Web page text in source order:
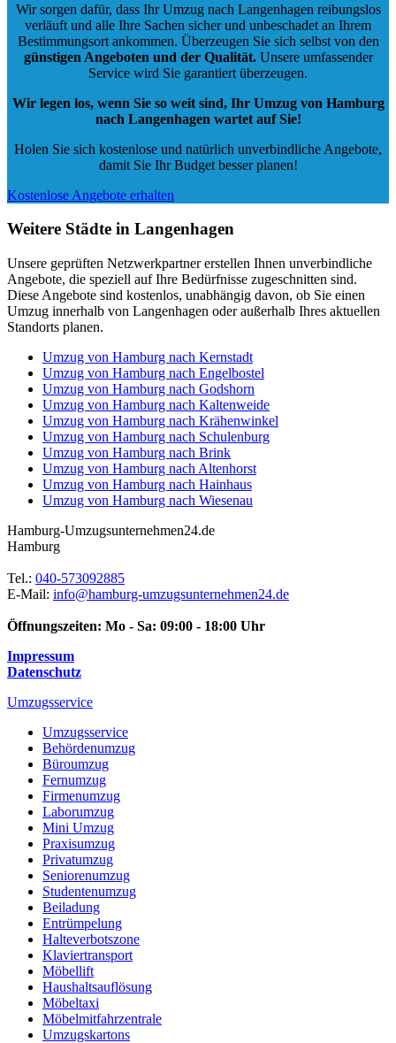
Wir sorgen dafür, dass Ihr Umzug nach Langenhagen reibungslos
verläuft und alle Ihre Sachen sicher und unbeschadet an Ihrem
Bestimmungsort ankommen. Überzeugen Sie sich selbst von den
günstigen Angeboten und der Qualität.Unsere umfassender
Service wird Sie garantiert überzeugen.
Wir legen los, wenn Sie so weit sind, Ihr Umzug von Hamburg
nach Langenhagen wartet auf Sie!
Holen Sie sich kostenlose und natürlich unverbindliche Angebote,
damit Sie Ihr Budget besser planen!
Kostenlose Angebote erhalten
Weitere Städte in Langenhagen
Unsere geprüften Netzwerkpartner erstellen Ihnen unverbindliche
Angebote, die speziell auf Ihre Bedürfnisse zugeschnitten sind.
Diese Angebote sind kostenlos, unabhängig davon, ob Sie einen
Umzug innerhalb von Langenhagen oder außerhalb Ihres aktuellen
Standorts planen.
Umzug von Hamburg nach Kernstadt
Umzug von Hamburg nach Engelbostel
Umzug von Hamburg nach Godshorn
Umzug von Hamburg nach Kaltenweide
Umzug von Hamburg nach Krähenwinkel
Umzug von Hamburg nach Schulenburg
Umzug von Hamburg nach Brink
Umzug von Hamburg nach Altenhorst
Umzug von Hamburg nach Hainhaus
Umzug von Hamburg nach Wiesenau
Hamburg-Umzugsunternehmen24.de
Hamburg
Tel.: 040-573092885
E-Mail: info@hamburg-umzugsunternehmen24.de
Öffnungszeiten: Mo - Sa: 09:00 - 18:00 Uhr
Impressum
Datenschutz
Umzugsservice
Umzugsservice
Behördenumzug
Büroumzug
Fernumzug
Firmenumzug
Laborumzug
Mini Umzug
Praxisumzug
Privatumzug
Seniorenumzug
Studentenumzug
Beiladung
Entrümpelung
Halteverbotszone
Klaviertransport
Möbellift
Haushaltsauflösung
Möbeltaxi
Möbelmitfahrzentrale
Umzugskartons